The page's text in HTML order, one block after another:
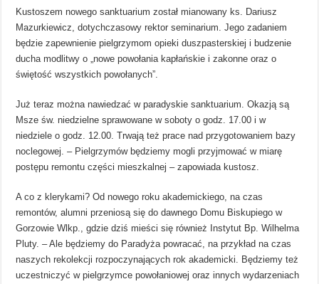
Kustoszem nowego sanktuarium został mianowany ks. Dariusz
Mazurkiewicz, dotychczasowy rektor seminarium. Jego zadaniem
będzie zapewnienie pielgrzymom opieki duszpasterskiej i budzenie
ducha modlitwy o „nowe powołania kapłańskie i zakonne oraz o
świętość wszystkich powołanych”.
Już teraz można nawiedzać w paradyskie sanktuarium. Okazją są
Msze św. niedzielne sprawowane w soboty o godz. 17.00 i w
niedziele o godz. 12.00. Trwają też prace nad przygotowaniem bazy
noclegowej. – Pielgrzymów będziemy mogli przyjmować w miarę
postępu remontu części mieszkalnej – zapowiada kustosz.
A co z klerykami? Od nowego roku akademickiego, na czas
remontów, alumni przeniosą się do dawnego Domu Biskupiego w
Gorzowie Wlkp., gdzie dziś mieści się również Instytut Bp. Wilhelma
Pluty. – Ale będziemy do Paradyża powracać, na przykład na czas
naszych rekolekcji rozpoczynających rok akademicki. Będziemy też
uczestniczyć w pielgrzymce powołaniowej oraz innych wydarzeniach